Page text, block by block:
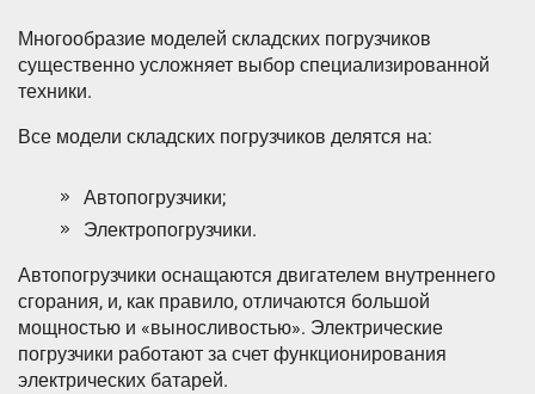
Многообразие моделей складских погрузчиков
существенно усложняет выбор специализированной
техники.
Все модели складских погрузчиков делятся на:
Автопогрузчики;
Электропогрузчики.
Автопогрузчики оснащаются двигателем внутреннего
сгорания, и, как правило, отличаются большой
мощностью и «выносливостью». Электрические
погрузчики работают за счет функционирования
электрических батарей.